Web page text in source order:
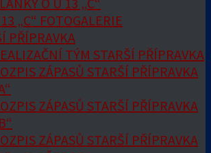
„C“ FOTOGALERIE
PŘÍPRAVKA
TÝM STARŠÍ PŘÍPRAVKA
ZÁPASŮ STARŠÍ PŘÍPRAVKA
ZÁPASŮ STARŠÍ PŘÍPRAVKA
ZÁPASŮ STARŠÍ PŘÍPRAVKA